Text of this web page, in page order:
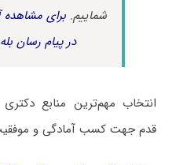
شماییم.برای مشاهده
در پیام رسان
انتخاب مهم‌ترین منابع دکتری
قدم جهت کسب آمادگی و